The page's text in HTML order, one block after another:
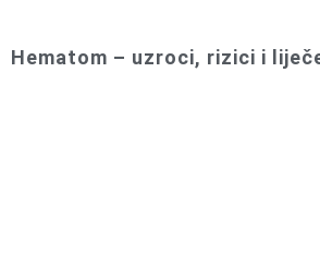
Hematom – uzroci, rizici i